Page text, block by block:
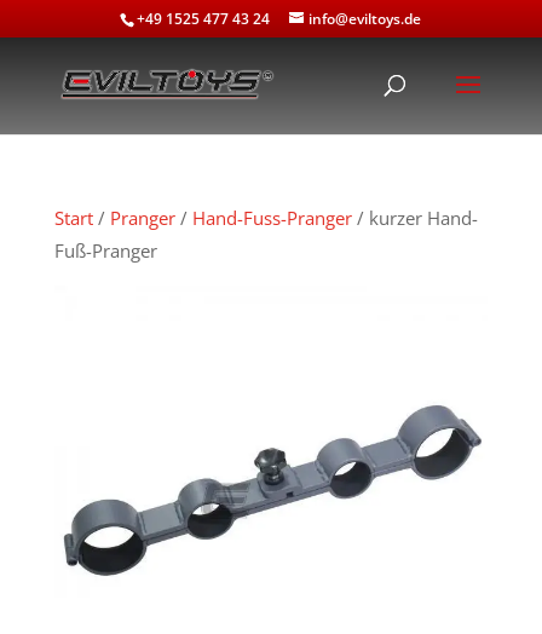
+49 1525 477 43 24 info@eviltoys.de
Start/ Pranger/ Hand-Fuss-Pranger/ kurzer Hand-
Fuß-Pranger